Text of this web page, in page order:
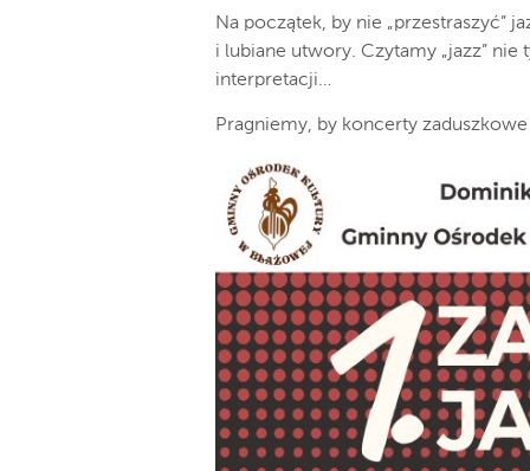
Na początek, by nie „przestraszyć”
i lubiane utwory. Czytamy „jazz”
interpretacji…
Pragniemy, by koncerty